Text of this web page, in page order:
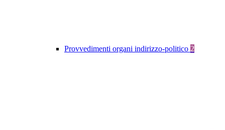
Provvedimenti organi indirizzo-politico 2